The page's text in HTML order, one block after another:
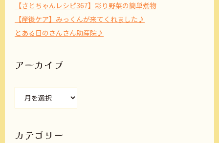
【さとちゃんレシピ367】彩り野菜の簡単煮物
【産後ケア】みっくんが来てくれました♪
とある日のさんさん助産院♪
アーカイブ
ブ
カテゴリー